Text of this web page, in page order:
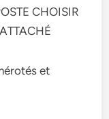
CHOISIR
et